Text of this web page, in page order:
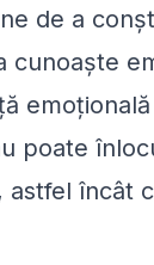
de a
cunoaște
poate
astfel încât